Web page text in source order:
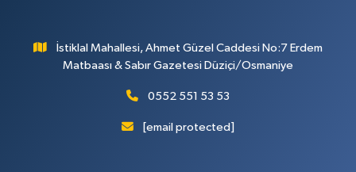
İstiklal Mahallesi, Ahmet Güzel Caddesi No:7 Erdem
Matbaası & Sabır Gazetesi Düziçi/Osmaniye
0552 551 53 53
[email protected]